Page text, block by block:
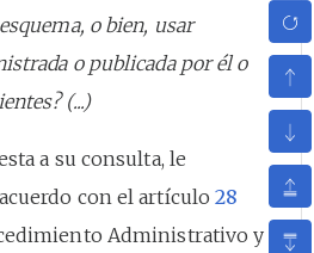
o bien, usar
o publicada por él o
(...)
a su consulta, le
con el artículo28
Administrativo y